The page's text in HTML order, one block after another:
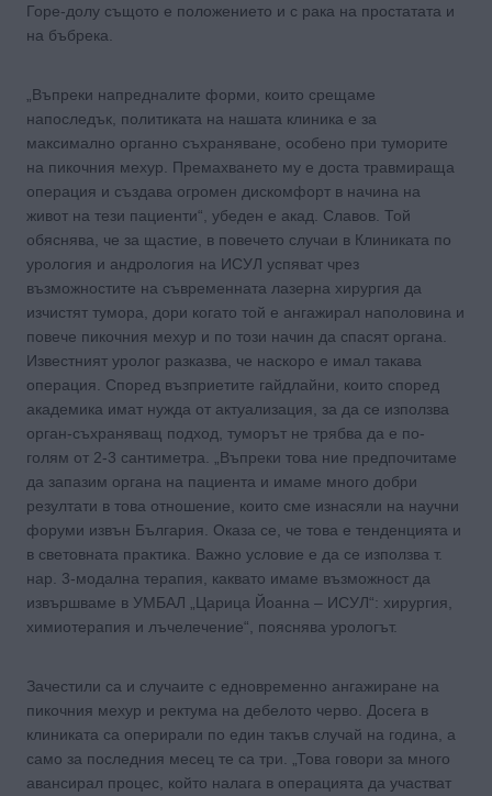
Горе-долу същото е положението и с рака на простатата и
на бъбрека.
„Въпреки напредналите форми, които срещаме
напоследък, политиката на нашата клиника е за
максимално органно съхраняване, особено при туморите
на пикочния мехур. Премахването му е доста травмираща
операция и създава огромен дискомфорт в начина на
живот на тези пациенти“, убеден е акад. Славов. Той
обяснява, че за щастие, в повечето случаи в Клиниката по
урология и андрология на ИСУЛ успяват чрез
възможностите на съвременната лазерна хирургия да
изчистят тумора, дори когато той е ангажирал наполовина и
повече пикочния мехур и по този начин да спасят органа.
Известният уролог разказва, че наскоро е имал такава
операция. Според възприетите гайдлайни, които според
академика имат нужда от актуализация, за да се използва
орган-съхраняващ подход, туморът не трябва да е по-
голям от 2-3 сантиметра. „Въпреки това ние предпочитаме
да запазим органа на пациента и имаме много добри
резултати в това отношение, които сме изнасяли на научни
форуми извън България. Оказа се, че това е тенденцията и
в световната практика. Важно условие е да се използва т.
нар. 3-модална терапия, каквато имаме възможност да
извършваме в УМБАЛ „Царица Йоанна – ИСУЛ“: хирургия,
химиотерапия и лъчелечение“, пояснява урологът.
Зачестили са и случаите с едновременно ангажиране на
пикочния мехур и ректума на дебелото черво. Досега в
клиниката са оперирали по един такъв случай на година, а
само за последния месец те са три. „Това говори за много
авансирал процес, който налага в операцията да участват